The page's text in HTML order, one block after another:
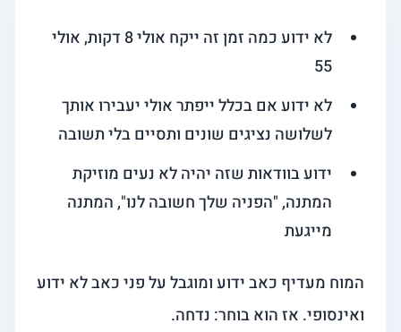
לא ידוע כמה זמן זה ייקח אולי 8 דקות, אולי
55
לא ידוע אם בכלל ייפתר אולי יעבירו אותך
לשלושה נציגים שונים ותסיים בלי תשובה
ידוע בוודאות שזה יהיה לא נעים מוזיקת
המתנה, "הפניה שלך חשובה לנו", המתנה
מייגעת
המוח מעדיף כאב ידוע ומוגבל על פני כאב לא ידוע
ואינסופי. אז הוא בוחר: נדחה.